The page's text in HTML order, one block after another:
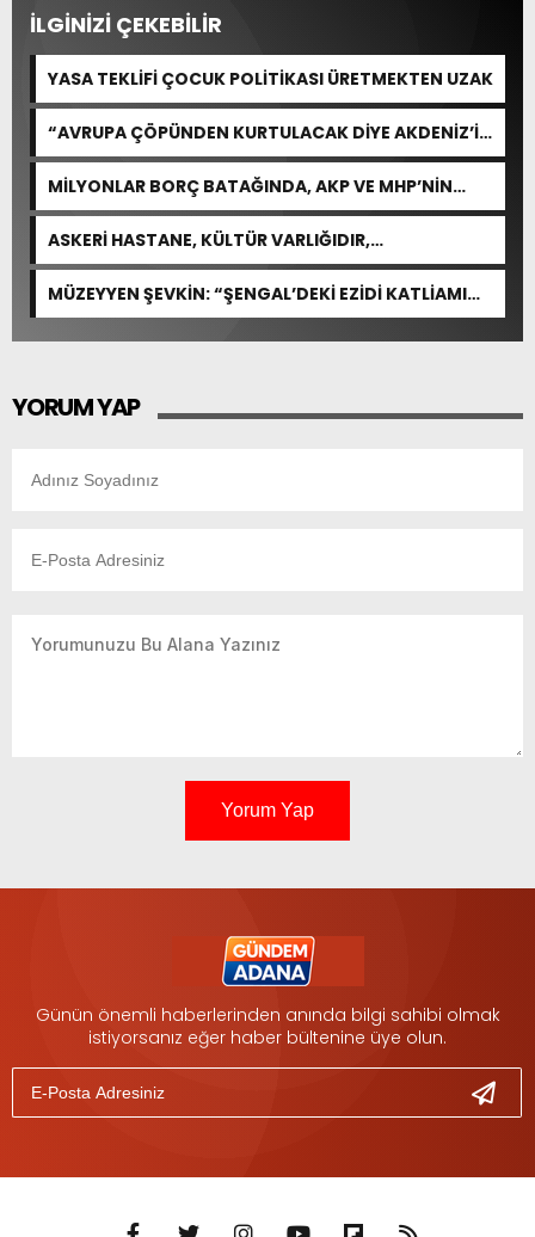
İLGİNİZİ ÇEKEBİLİR
YASA TEKLİFİ ÇOCUK POLİTİKASI ÜRETMEKTEN UZAK
“AVRUPA ÇÖPÜNDEN KURTULACAK DİYE AKDENİZ’İ
FEDA EDEMEZSİNİZ!”
MİLYONLAR BORÇ BATAĞINDA, AKP VE MHP’NİN
CEVABI: “ARAŞTIRMAYALIM!”
ASKERİ HASTANE, KÜLTÜR VARLIĞIDIR,
ÖZELLEŞTİRİLEMEZ!
MÜZEYYEN ŞEVKİN: “ŞENGAL’DEKİ EZİDİ KATLİAMI
İNSANLIĞIN ORTAK ACISIDIR”
YORUM YAP
Yorum Yap
Günün önemli haberlerinden anında bilgi sahibi olmak
istiyorsanız eğer haber bültenine üye olun.